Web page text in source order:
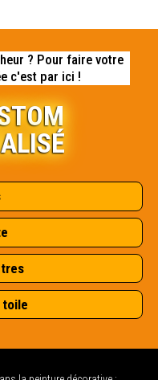
? Pour faire votre
c'est par ici !
toile